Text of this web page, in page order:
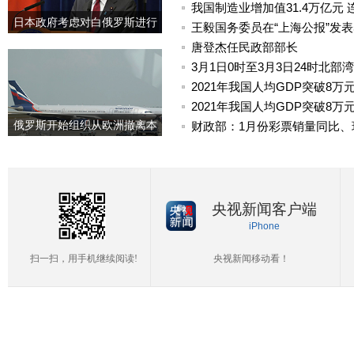
日本政府考虑对白俄罗斯进行
俄罗斯开始组织从欧洲撤离本
我国制造业增加值31.4万亿元
王毅国务委员在“上海公报”发
唐登杰任民政部部长
3月1日0时至3月3日24时北部
2021年我国人均GDP突破8万
2021年我国人均GDP突破8万
财政部：1月份彩票销量同比
扫一扫，用手机继续阅读!
央视新闻客户端
iPhone
央视新闻移动看！